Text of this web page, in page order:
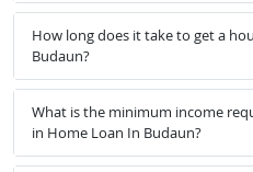
How long does it take to get a
Budaun?
What is the minimum income
in Home Loan In Budaun?